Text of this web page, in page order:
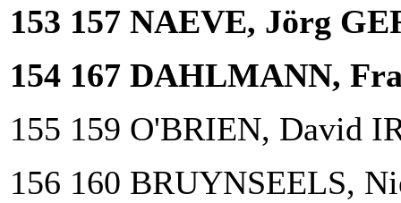
153 157 NAEVE, Jörg
154 167 DAHLMANN,
155 159 O'BRIEN, David
156 160 BRUYNSEELS,